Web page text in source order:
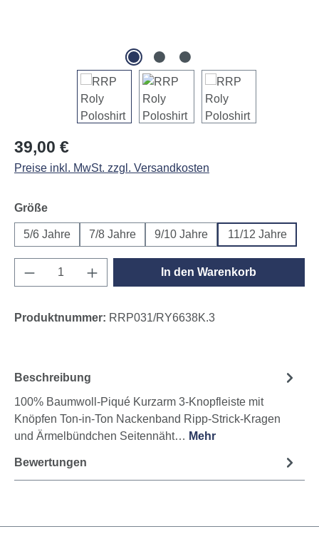
Regulärer Preis:
39,00 €
Preise inkl. MwSt. zzgl. Versandkosten
Größeauswählen
5/6 Jahre 7/8 Jahre 9/10 Jahre 11/12 Jahre
Produkt Anzahl: Gib den gewünschten
In den Warenkorb
Produktnummer: RRP031/RY6638K.3
Beschreibung
100% Baumwoll-Piqué Kurzarm 3-Knopfleiste mit
Knöpfen Ton-in-Ton Nackenband Ripp-Strick-Kragen
und Ärmelbündchen Seitennäht… Mehr
Bewertungen